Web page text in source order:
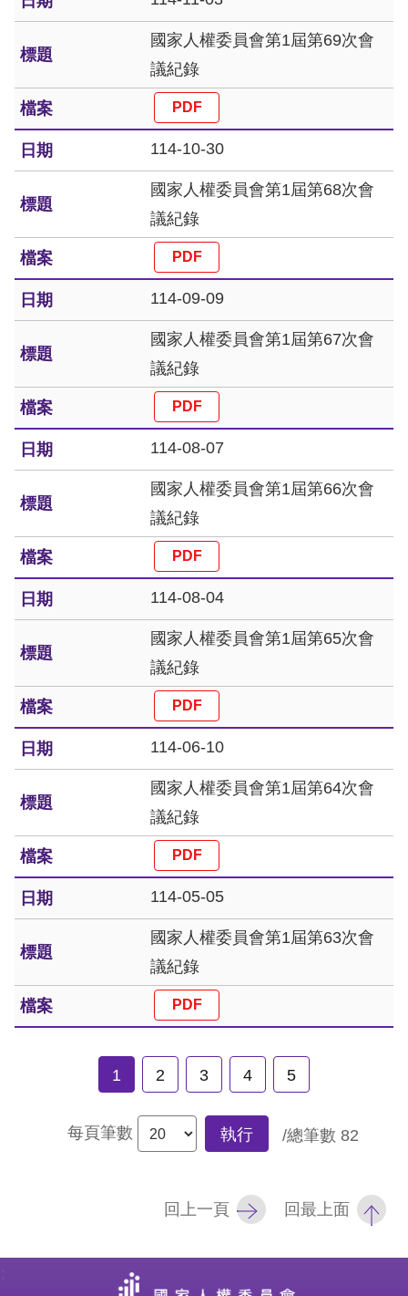
無
障
網
頁
宣
國家人權委員會第1屆第69次會
議紀錄
114-10-30
國家人權委員會第1屆第68次會
議紀錄
114-09-09
國家人權委員會第1屆第67次會
議紀錄
114-08-07
國家人權委員會第1屆第66次會
議紀錄
114-08-04
國家人權委員會第1屆第65次會
議紀錄
114-06-10
國家人權委員會第1屆第64次會
議紀錄
114-05-05
國家人權委員會第1屆第63次會
議紀錄
1 2 3 4 5
每頁筆數 執行 /總筆數 82
回上一頁 回最上面